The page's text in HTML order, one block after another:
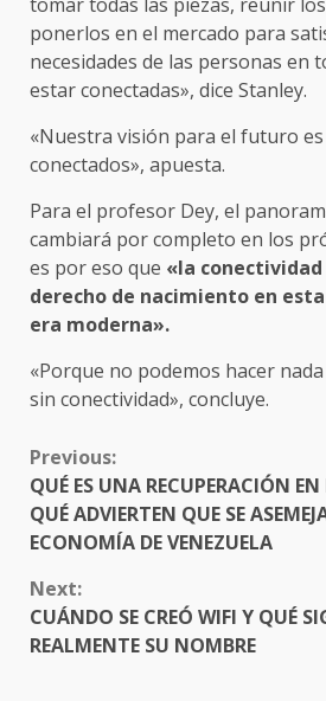
ponerlos en el mercado para
necesidades de las personas en
estar conectadas», dice Stanley.
«Nuestra visión para el futuro
conectados», apuesta.
Para el profesor Dey, el
cambiará por completo en los
es por eso que «la
derecho de nacimiento en
era moderna».
«Porque no podemos hacer
sin conectividad», concluye.
CONTINUE
READING
Previous:
QUÉ ES UNA RECUPERACIÓN
QUÉ ADVIERTEN QUE SE
ECONOMÍA DE VENEZUELA
Next:
CUÁNDO SE CREÓ WIFI Y QUÉ
REALMENTE SU NOMBRE